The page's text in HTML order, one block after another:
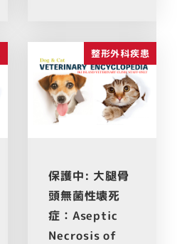
整形外科疾患
保護中: 大腿骨
頭無菌性壊死
症：Aseptic
Necrosis of